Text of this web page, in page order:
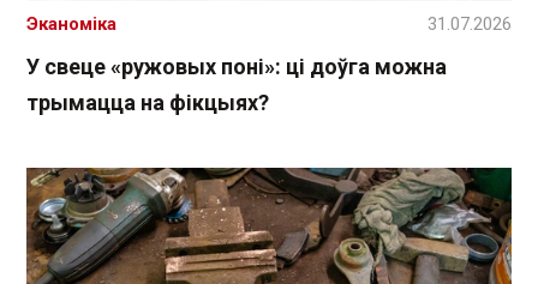
У свеце «ружовых поні»: ці доўга можна
трымацца на фікцыях?
Эканоміка 31.07.2026